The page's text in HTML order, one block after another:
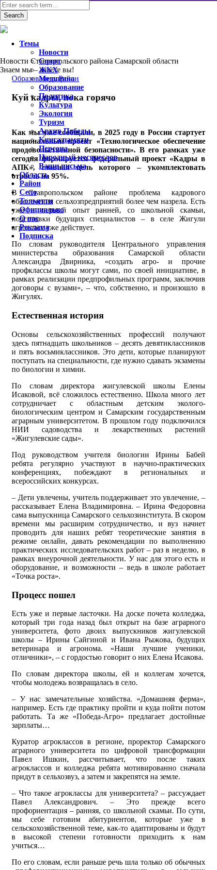
Новости Ставропольского района Самарской области
Знаем мы – знаете вы!
Образование,Район
Куй кадры, пока горячо
Как мы уже сообщали, в 2025 году в России стартует
национальный проект «Технологическое обеспечение
продовольственной безопасности». В его рамках уже
сегодня формируется федеральный проект «Кадры в
АПК», главная цель которого – укомплектовать
отрасль на 95%.
В Ставропольском районе проблема кадрового
обеспечения сельхозпредприятий более чем назрела. Есть
уже и первый опыт ранней, со школьной скамьи,
подготовки будущих специалистов – в селе Жигули
агрокласс уже действует.
По словам руководителя Центрального управления
министерства образования Самарской области
Александра Двирника, «создать агро- и прочие
профклассы школы могут сами, по своей инициативе, в
рамках реализации предпрофильных программ, заключив
договоры с вузами», – что, собственно, и произошло в
Жигулях.
Естественная история
Основы сельскохозяйственных профессий получают
здесь пятнадцать школьников – десять девятиклассников
и пять восьмиклассников. Это дети, которые планируют
поступать на специальности, где нужно сдавать экзамены
по биологии и химии.
По словам директора жигулевской школы Елены
Исаковой, всё сложилось естественно. Школа много лет
сотрудничает с областным детским эколого-
биологическим центром и Самарским государственным
аграрным университетом. В прошлом году подключился
НИИ садоводства и лекарственных растений
«Жигулевские сады».
Под руководством учителя биологии Ирины Бабей
ребята регулярно участвуют в научно-практических
конференциях, побеждают в региональных и
всероссийских конкурсах.
– Дети увлечены, учитель поддерживает это увлечение, –
рассказывает Елена Владимировна. – Ирина Федоровна
сама выпускница Самарского сельхозинститута. В скором
времени мы расширим сотрудничество, и вуз начнет
проводить для наших ребят теоретические занятия в
режиме онлайн, давать рекомендации по выполнению
практических исследовательских работ – раз в неделю, в
рамках внеурочной деятельности. У нас для этого есть и
оборудование, и возможности – ведь в школе работает
«Точка роста».
Процесс пошел
Есть уже и первые ласточки. На доске почета колледжа,
который три года назад был открыт на базе аграрного
университета, фото двоих выпускников жигулевской
школы – Ирины Сайгиной и Ивана Рыжова, будущих
ветеринара и агронома. «Наши лучшие ученики,
отличники», – с гордостью говорит о них Елена Исакова.
По словам директора школы, ей и коллегам хочется,
чтобы молодежь возвращалась в село.
– У нас замечательные хозяйства. «Домашняя ферма»,
например. Есть где практику пройти и куда пойти потом
работать. Та же «Победа-Агро» предлагает достойные
зарплаты…
Куратор агроклассов в регионе, проректор Самарского
аграрного университета по цифровой трансформации
Павел Ишкин, рассчитывает, что после таких
агроклассов и колледжа ребята мотивированно сначала
придут в сельхозвуз, а затем и закрепятся на земле.
– Что такое агроклассы для университета? – рассуждает
Павел Александрович. – Это прежде всего
профориентация – ранняя, со школьной скамьи. По сути,
мы себе готовим абитуриентов, которые уже в
сельскохозяйственной теме, как-то адаптированы и будут
в высокой степени готовности приходить к нам
учиться…
По его словам, если раньше речь шла только об обычных
Темы
Новости
Спорт
ЖКХ
Медицина
Образование
Политика
Культура
Экология
Туризм
Архив Победы
Книга памяти
Персона
Народный месяцеслов
Ваши письма
Область
Район
Село
Тольятти
Официально
О нас
Реклама
Подписка